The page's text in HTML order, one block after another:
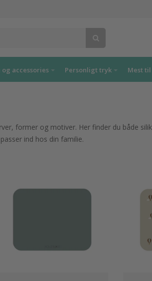
og accessories Personligt tryk Mest
former og motiver. Her finder du både
ind hos din familie.